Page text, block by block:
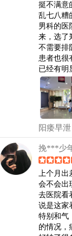
挺不满意
乱七八糟
男科的医
来，选了
不需要排
患者也很
已经有明
阳痿早泄
挽***少
上个月出
会不会出
去医院看
说是这家
特别和气
的情况，